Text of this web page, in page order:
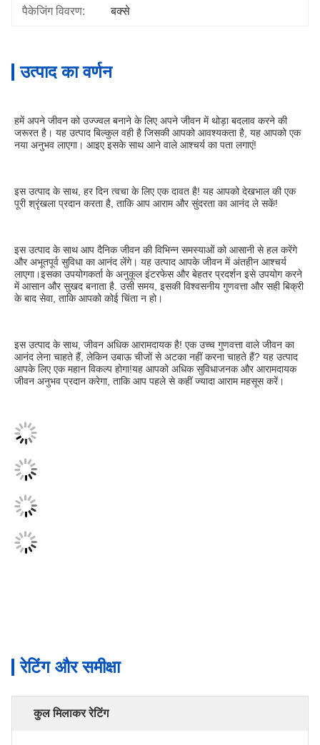
पैकेजिंग विवरण: बक्से
उत्पाद का वर्णन
हमें अपने जीवन को उज्ज्वल बनाने के लिए अपने जीवन में थोड़ा बदलाव करने की
जरूरत है। यह उत्पाद बिल्कुल वही है जिसकी आपको आवश्यकता है, यह आपको एक
नया अनुभव लाएगा। आइए इसके साथ आने वाले आश्चर्य का पता लगाएं!
इस उत्पाद के साथ, हर दिन त्वचा के लिए एक दावत है! यह आपको देखभाल की एक
पूरी श्रृंखला प्रदान करता है, ताकि आप आराम और सुंदरता का आनंद ले सकें!
इस उत्पाद के साथ आप दैनिक जीवन की विभिन्न समस्याओं को आसानी से हल करेंगे
और अभूतपूर्व सुविधा का आनंद लेंगे। यह उत्पाद आपके जीवन में अंतहीन आश्चर्य
लाएगा।इसका उपयोगकर्ता के अनुकूल इंटरफेस और बेहतर प्रदर्शन इसे उपयोग करने
में आसान और सुखद बनाता है. उसी समय, इसकी विश्वसनीय गुणवत्ता और सही बिक्री
के बाद सेवा, ताकि आपको कोई चिंता न हो।
इस उत्पाद के साथ, जीवन अधिक आरामदायक है! एक उच्च गुणवत्ता वाले जीवन का
आनंद लेना चाहते हैं, लेकिन उबाऊ चीजों से अटका नहीं करना चाहते हैं? यह उत्पाद
आपके लिए एक महान विकल्प होगा!यह आपको अधिक सुविधाजनक और आरामदायक
जीवन अनुभव प्रदान करेगा, ताकि आप पहले से कहीं ज्यादा आराम महसूस करें।
रेटिंग और समीक्षा
कुल मिलाकर रेटिंग